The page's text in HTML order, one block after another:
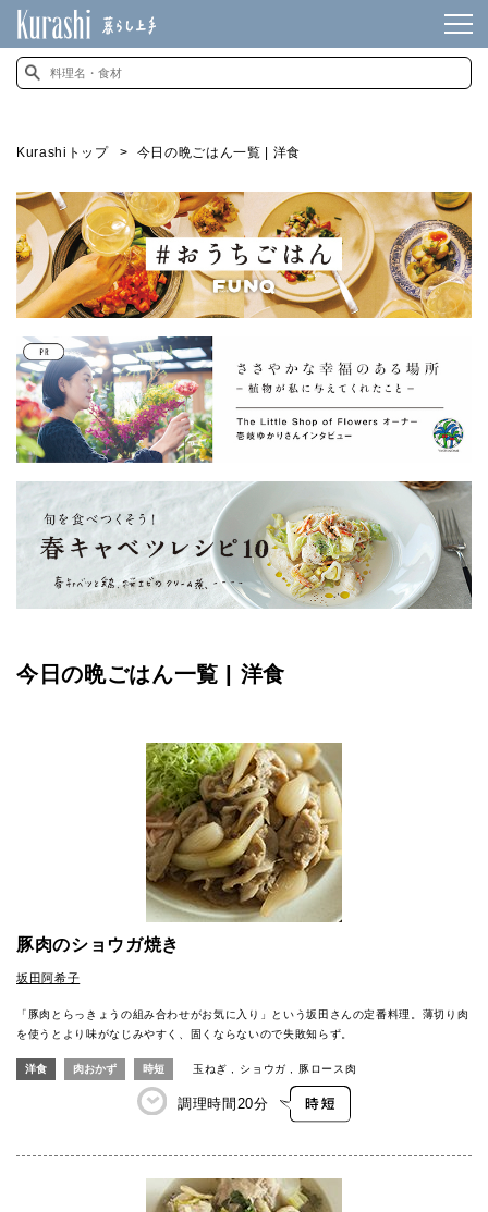
Kurashiトップ 今日の晩ごはん一覧 | 洋食
今日の晩ごはん一覧 | 洋食
豚肉のショウガ焼き
坂田阿希子
「豚肉とらっきょうの組み合わせがお気に入り」という坂田さんの定番料理。薄切り肉
を使うとより味がなじみやすく、固くならないので失敗知らず。
洋食 肉おかず 時短 玉ねぎ ショウガ 豚ロース肉
調理時間 20分